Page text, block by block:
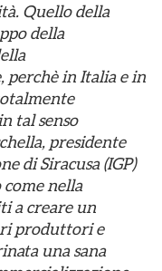
Quello della
della
perchè in Italia e in
tal senso
presidente
di Siracusa (IGP)
nella
a creare un
produttori e
una sana